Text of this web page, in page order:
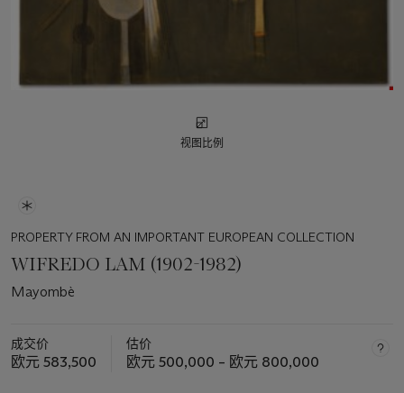
视图比例
PROPERTY FROM AN IMPORTANT EUROPEAN COLLECTION
WIFREDO LAM (1902-1982)
Mayombè
成交价
欧元 583,500
估价
欧元 500,000 – 欧元 800,000